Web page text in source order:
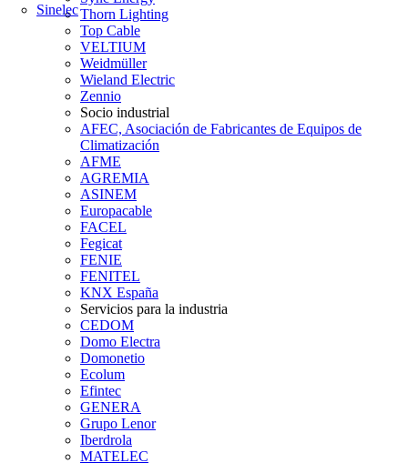
SinelecThorn Lighting
Top Cable
VELTIUM
Weidmüller
Wieland Electric
Zennio
Socio industrial
AFEC, Asociación de Fabricantes de Equipos de
Climatización
AFME
AGREMIA
ASINEM
Europacable
FACEL
Fegicat
FENIE
FENITEL
KNX España
Servicios para la industria
CEDOM
Domo Electra
Domonetio
Ecolum
Efintec
GENERA
Grupo Lenor
Iberdrola
MATELEC